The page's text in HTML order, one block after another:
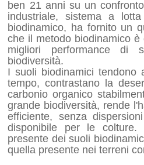
ben 21 anni su un
industriale, sistema a
biodinamico, ha fornito un
che il metodo biodinamico
migliori performance di
biodiversità.
I suoli biodinamici tendono
tempo, contrastano la
carbonio organico
grande biodiversità, rende
efficiente, senza
disponibile per le
presente dei suoli
quella presente nei terreni